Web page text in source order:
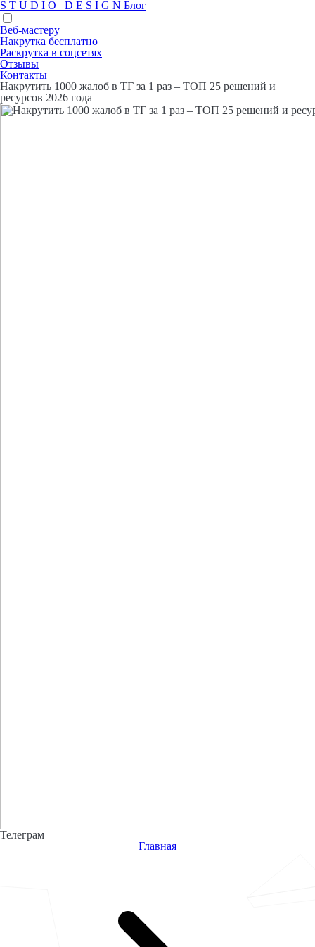
S T U D I O D E S I G N Блог
Веб-мастеру
Накрутка бесплатно
Раскрутка в соцсетях
Отзывы
Контакты
Накрутить 1000 жалоб в ТГ за 1 раз – ТОП 25 решений и
ресурсов 2026 года
Телеграм
Главная